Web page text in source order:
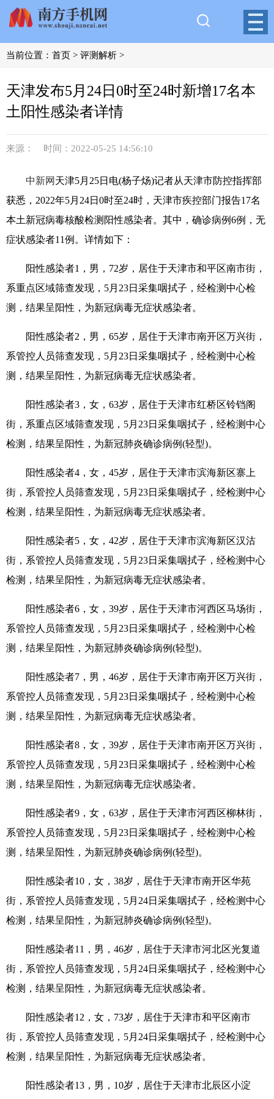
当前位置： 首页 > 评测解析 >
天津发布5月24日0时至24时新增17名本
土阳性感染者详情
来源： 时间：2022-05-25 14:56:10
中新网 天津5月25日电(杨子炀)记者从天津市防控指挥部
获悉，2022年5月24日0时至24时，天津市疾控部门报告17名
本土新冠病毒核酸检测阳性感染者。其中，确诊病例6例，无
症状感染者11例。详情如下：
阳性感染者1，男，72岁，居住于天津市和平区南市街，
系重点区域筛查发现，5月23日采集咽拭子，经检测中心检
测，结果呈阳性，为新冠病毒无症状感染者。
阳性感染者2，男，65岁，居住于天津市南开区万兴街，
系管控人员筛查发现，5月23日采集咽拭子，经检测中心检
测，结果呈阳性，为新冠病毒无症状感染者。
阳性感染者3，女，63岁，居住于天津市红桥区铃铛阁
街，系重点区域筛查发现，5月23日采集咽拭子，经检测中心
检测，结果呈阳性，为新冠肺炎确诊病例(轻型)。
阳性感染者4，女，45岁，居住于天津市滨海新区寨上
街，系管控人员筛查发现，5月23日采集咽拭子，经检测中心
检测，结果呈阳性，为新冠病毒无症状感染者。
阳性感染者5，女，42岁，居住于天津市滨海新区汉沽
街，系管控人员筛查发现，5月23日采集咽拭子，经检测中心
检测，结果呈阳性，为新冠病毒无症状感染者。
阳性感染者6，女，39岁，居住于天津市河西区马场街，
系管控人员筛查发现，5月23日采集咽拭子，经检测中心检
测，结果呈阳性，为新冠肺炎确诊病例(轻型)。
阳性感染者7，男，46岁，居住于天津市南开区万兴街，
系管控人员筛查发现，5月23日采集咽拭子，经检测中心检
测，结果呈阳性，为新冠病毒无症状感染者。
阳性感染者8，女，39岁，居住于天津市南开区万兴街，
系管控人员筛查发现，5月23日采集咽拭子，经检测中心检
测，结果呈阳性，为新冠病毒无症状感染者。
阳性感染者9，女，63岁，居住于天津市河西区柳林街，
系管控人员筛查发现，5月23日采集咽拭子，经检测中心检
测，结果呈阳性，为新冠肺炎确诊病例(轻型)。
阳性感染者10，女，38岁，居住于天津市南开区华苑
街，系管控人员筛查发现，5月24日采集咽拭子，经检测中心
检测，结果呈阳性，为新冠肺炎确诊病例(轻型)。
阳性感染者11，男，46岁，居住于天津市河北区光复道
街，系管控人员筛查发现，5月24日采集咽拭子，经检测中心
检测，结果呈阳性，为新冠病毒无症状感染者。
阳性感染者12，女，73岁，居住于天津市和平区南市
街，系管控人员筛查发现，5月24日采集咽拭子，经检测中心
检测，结果呈阳性，为新冠病毒无症状感染者。
阳性感染者13，男，10岁，居住于天津市北辰区小淀